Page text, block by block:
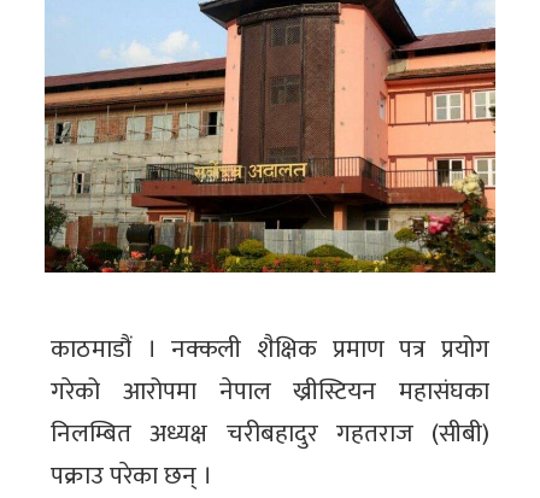
काठमाडौं । नक्कली शैक्षिक प्रमाण पत्र प्रयोग
गरेको आरोपमा नेपाल ख्रीस्टियन महासंघका
निलम्बित अध्यक्ष चरीबहादुर गहतराज (सीबी)
पक्राउ परेका छन् ।